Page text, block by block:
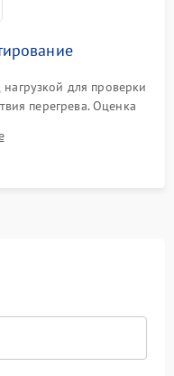
для проверки
перегрева. Оценка
на тестовых
и кнопок